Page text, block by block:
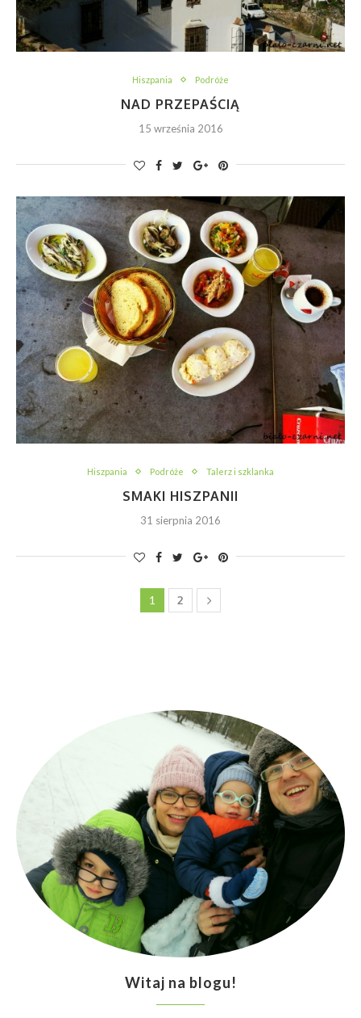
Hiszpania Podróże
NAD PRZEPAŚCIĄ
15 września 2016
Hiszpania Podróże Talerz i szklanka
SMAKI HISZPANII
31 sierpnia 2016
1 2
Witaj na blogu!